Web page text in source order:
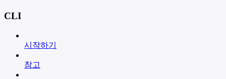
CLI
시작하기
참고